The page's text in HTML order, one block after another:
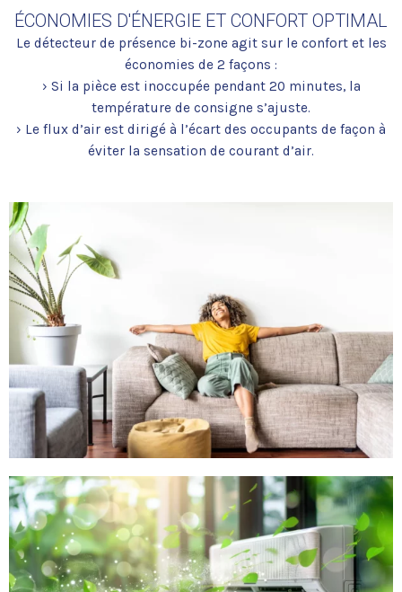
ÉCONOMIES D'ÉNERGIE ET CONFORT OPTIMAL
Le détecteur de présence bi-zone agit sur le confort et les
économies de 2 façons :
› Si la pièce est inoccupée pendant 20 minutes, la
température de consigne s’ajuste.
› Le flux d’air est dirigé à l’écart des occupants de façon à
éviter la sensation de courant d’air.